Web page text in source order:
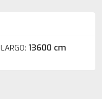
LARGO: 13600 cm